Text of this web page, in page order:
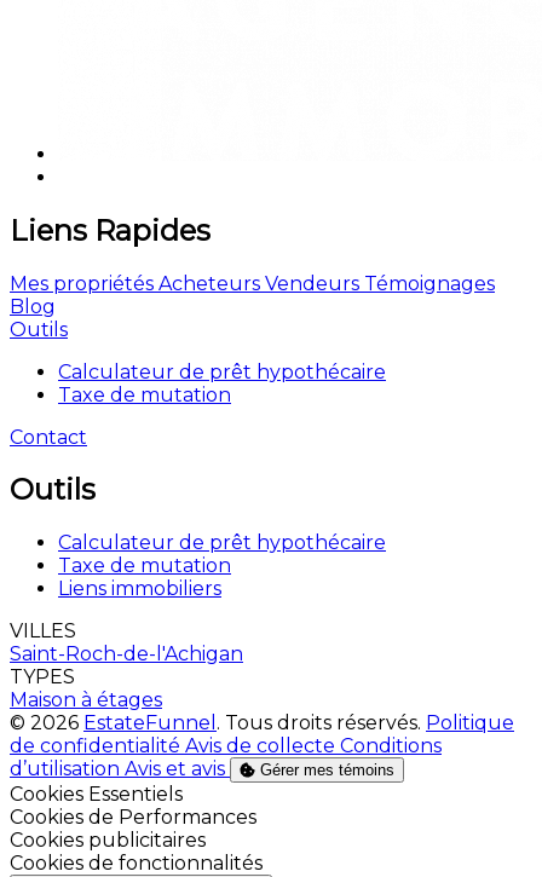
Liens Rapides
Mes propriétés Acheteurs Vendeurs Témoignages
Blog
Outils
Calculateur de prêt hypothécaire
Taxe de mutation
Contact
Outils
Calculateur de prêt hypothécaire
Taxe de mutation
Liens immobiliers
VILLES
Saint-Roch-de-l'Achigan
TYPES
Maison à étages
© 2026 EstateFunnel . Tous droits réservés. Politique
de confidentialité Avis de collecte Conditions
d’utilisation Avis et avis Gérer mes témoins
Activer
Cookies Essentiels
Activer
Cookies de Performances
Activer
Cookies publicitaires
Activer
Cookies de fonctionnalités